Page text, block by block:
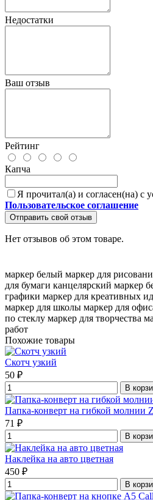
Недостатки
Ваш отзыв
Рейтинг
Капча
Я прочитал(а) и согласен(на) с
Пользовательское соглашение
Отправить свой отзыв
Нет отзывов об этом товаре.
маркер белый маркер для
для бумаги канцелярский маркер
графики маркер для креативных
маркер для школы маркер для
по стеклу маркер для творчества
работ
Похожие товары
Скотч узкий
50 ₽
В
Папка-конверт на гибкой молнии
71 ₽
В
Наклейка на авто цветная
450 ₽
В